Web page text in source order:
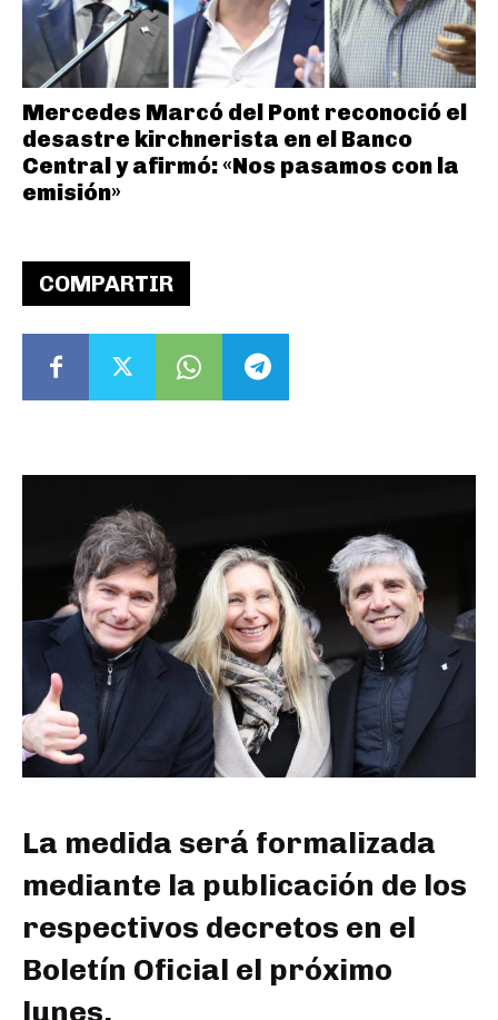
COMPARTIR
La medida será formalizada
mediante la publicación de los
respectivos decretos en el
Boletín Oficial el próximo
lunes.
Mercedes Marcó del Pont reconoció el
desastre kirchnerista en el Banco
Central y afirmó: «Nos pasamos con la
emisión»